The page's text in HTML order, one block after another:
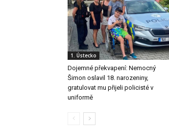
1. Ústecko
Dojemné překvapení: Nemocný
Šimon oslavil 18. narozeniny,
gratulovat mu přijeli policisté v
uniformě